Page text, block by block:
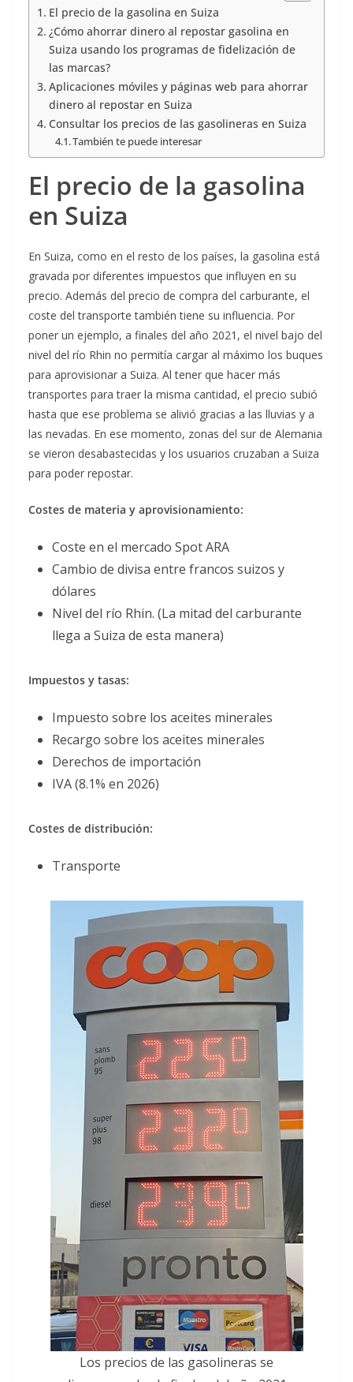
El precio de la gasolina en Suiza
¿Cómo ahorrar dinero al repostar gasolina en
Suiza usando los programas de fidelización de
las marcas?
Aplicaciones móviles y páginas web para ahorrar
dinero al repostar en Suiza
Consultar los precios de las gasolineras en Suiza
También te puede interesar
El precio de la gasolina
en Suiza
En Suiza, como en el resto de los países, la gasolina está
gravada por diferentes impuestos que influyen en su
precio. Además del precio de compra del carburante, el
coste del transporte también tiene su influencia. Por
poner un ejemplo, a finales del año 2021, el nivel bajo del
nivel del río Rhin no permitía cargar al máximo los buques
para aprovisionar a Suiza. Al tener que hacer más
transportes para traer la misma cantidad, el precio subió
hasta que ese problema se alivió gracias a las lluvias y a
las nevadas. En ese momento, zonas del sur de Alemania
se vieron desabastecidas y los usuarios cruzaban a Suiza
para poder repostar.
Costes de materia y aprovisionamiento:
Coste en el mercado Spot ARA
Cambio de divisa entre francos suizos y
dólares
Nivel del río Rhin. (La mitad del carburante
llega a Suiza de esta manera)
Impuestos y tasas:
Impuesto sobre los aceites minerales
Recargo sobre los aceites minerales
Derechos de importación
IVA (8.1% en 2026)
Costes de distribución:
Transporte
Los precios de las gasolineras se